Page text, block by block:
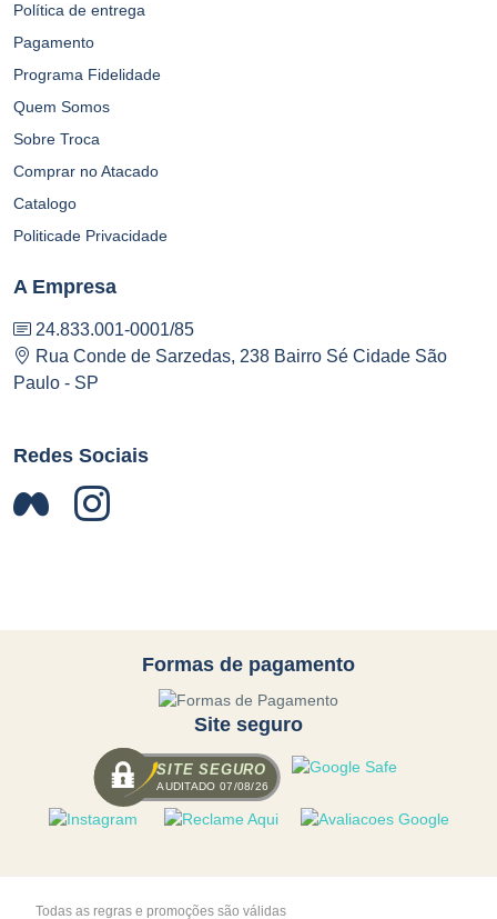
Política de entrega
Pagamento
Programa Fidelidade
Quem Somos
Sobre Troca
Comprar no Atacado
Catalogo
Politicade Privacidade
A Empresa
24.833.001-0001/85
Rua Conde de Sarzedas, 238 Bairro Sé Cidade São
Paulo - SP
Redes Sociais
Formas de pagamento
Site seguro
SITE SEGURO
AUDITADO 07/08/26
Todas as regras e promoções são válidas